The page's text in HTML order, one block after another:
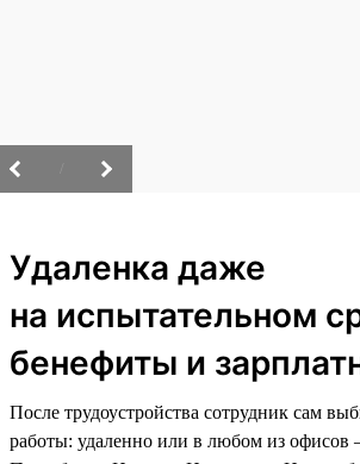
Удаленка даже
на испытательном
бенефиты и
После трудоустройства сотрудник сам
работы: удаленно или в любом из